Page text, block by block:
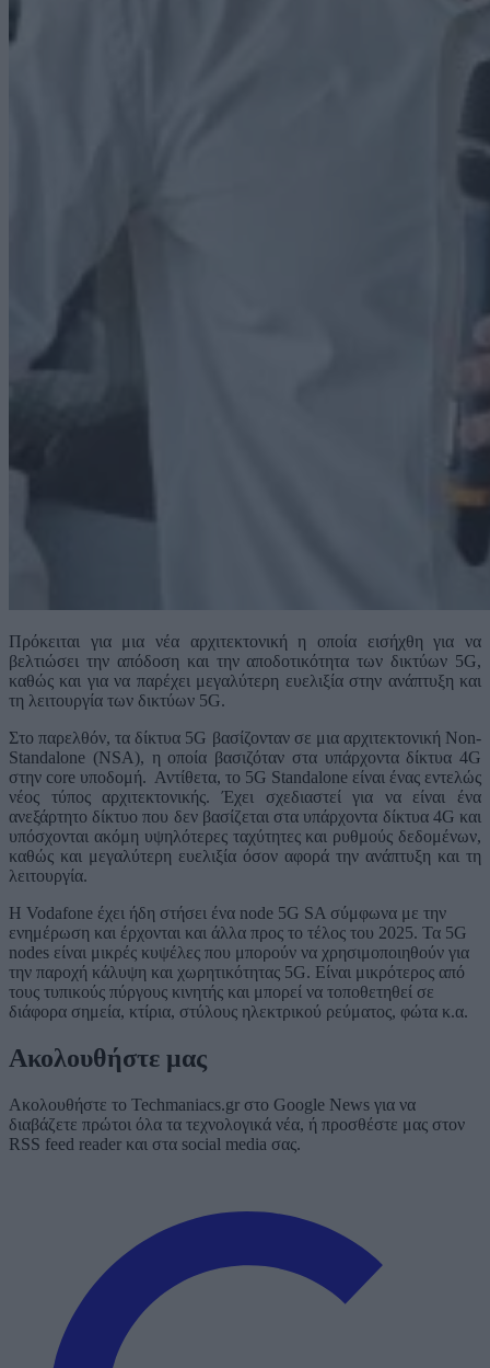
Πρόκειται για μια νέα αρχιτεκτονική η οποία εισήχθη για να
βελτιώσει την απόδοση και την αποδοτικότητα των δικτύων 5G,
καθώς και για να παρέχει μεγαλύτερη ευελιξία στην ανάπτυξη και
τη λειτουργία των δικτύων 5G.
Στο παρελθόν, τα δίκτυα 5G βασίζονταν σε μια αρχιτεκτονική Non-
Standalone (NSA), η οποία βασιζόταν στα υπάρχοντα δίκτυα 4G
στην core υποδομή. Αντίθετα, το 5G Standalone είναι ένας εντελώς
νέος τύπος αρχιτεκτονικής. Έχει σχεδιαστεί για να είναι ένα
ανεξάρτητο δίκτυο που δεν βασίζεται στα υπάρχοντα δίκτυα 4G και
υπόσχονται ακόμη υψηλότερες ταχύτητες και ρυθμούς δεδομένων,
καθώς και μεγαλύτερη ευελιξία όσον αφορά την ανάπτυξη και τη
λειτουργία.
Η Vodafone έχει ήδη στήσει ένα node 5G SA σύμφωνα με την
ενημέρωση και έρχονται και άλλα προς το τέλος του 2025. Τα 5G
nodes είναι μικρές κυψέλες που μπορούν να χρησιμοποιηθούν για
την παροχή κάλυψη και χωρητικότητας 5G. Είναι μικρότερος από
τους τυπικούς πύργους κινητής και μπορεί να τοποθετηθεί σε
διάφορα σημεία, κτίρια, στύλους ηλεκτρικού ρεύματος, φώτα κ.α.
Ακολουθήστε μας
Ακολουθήστε το Techmaniacs.gr στο Google News για να
διαβάζετε πρώτοι όλα τα τεχνολογικά νέα, ή προσθέστε μας στον
RSS feed reader και στα social media σας.